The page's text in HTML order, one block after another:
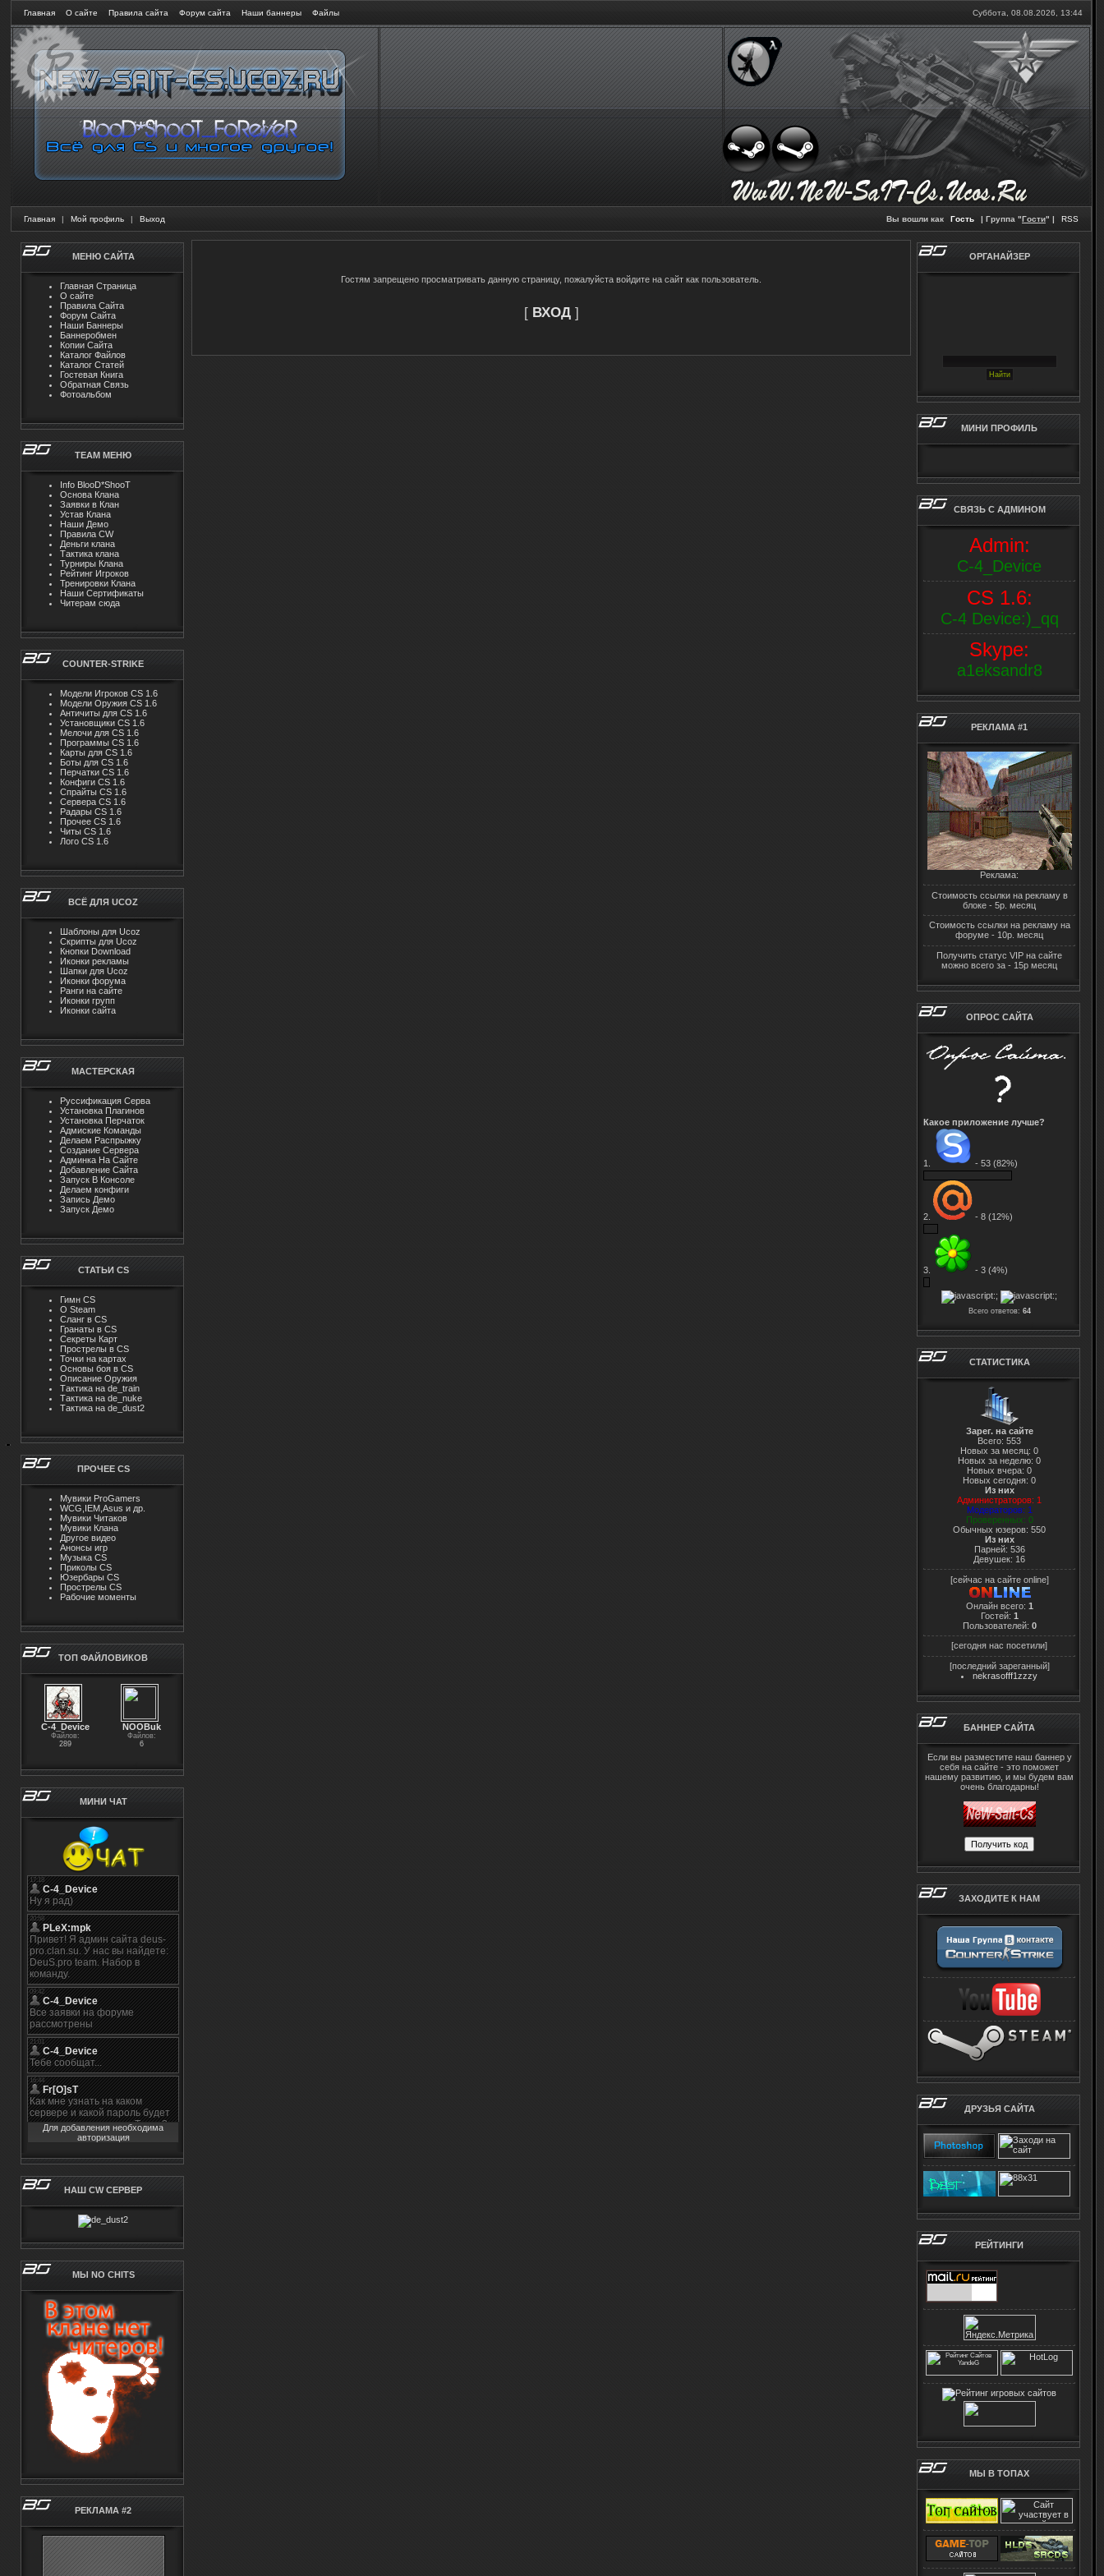
Главная О сайте Правила сайта Форум сайта Наши баннеры Файлы Суббота, 08.08.2026, 13:44
Главная | Мой профиль | Выход Вы вошли как Гость | Группа "Гости" | RSS
МЕНЮ САЙТА
Главная Страница
О сайте
Правила Сайта
Форум Сайта
Наши Баннеры
Баннеробмен
Копии Сайта
Каталог Файлов
Каталог Статей
Гостевая Книга
Обратная Связь
Фотоальбом
TEAM MЕНЮ
Info BlooD*ShooT
Основа Клана
Заявки в Клан
Устав Клана
Наши Демо
Правила CW
Деньги клана
Тактика клана
Турниры Клана
Рейтинг Игроков
Тренировки Клана
Наши Сертификаты
Читерам сюда
COUNTER-STRIKE
Модели Игроков CS 1.6
Модели Оружия CS 1.6
Античиты для CS 1.6
Установщики CS 1.6
Мелочи для CS 1.6
Программы CS 1.6
Карты для CS 1.6
Боты для CS 1.6
Перчатки CS 1.6
Конфиги CS 1.6
Спрайты CS 1.6
Сервера CS 1.6
Радары CS 1.6
Прочее CS 1.6
Читы CS 1.6
Лого CS 1.6
ВСЁ ДЛЯ UCOZ
Шаблоны для Ucoz
Скрипты для Ucoz
Кнопки Download
Иконки рекламы
Шапки для Ucoz
Иконки форума
Ранги на сайте
Иконки групп
Иконки сайта
МАСТЕРСКАЯ
Руссификация Серва
Установка Плагинов
Установка Перчаток
Адмиские Команды
Делаем Распрыжку
Создание Сервера
Админка На Сайте
Добавление Сайта
Запуск В Консоле
Делаем конфиги
Запись Демо
Запуск Демо
СТАТЬИ CS
Гимн CS
О Steam
Cлaнг в CS
Гранаты в CS
Секреты Карт
Прострелы в CS
Точки на картах
Основы боя в CS
Описание Оружия
Тактика на de_train
Тактика на de_nuke
Тактика на de_dust2
ПРОЧЕЕ CS
Мувики ProGamers
WCG,IEM,Asus и др.
Мувики Читаков
Мувики Клана
Другое видео
Анонсы игр
Музыка CS
Приколы CS
Юзербары CS
Прострелы CS
Рабочие моменты
ТОП ФАЙЛОВИКОВ
С-4_Device
Файлов:
289
NOOBuk
Файлов:
6
МИНИ ЧАТ
Для добавления необходима
авторизация
НАШ CW СЕРВЕР
МЫ NO CHITS
РЕКЛАМА #2
Гостям запрещено просматривать данную страницу, пожалуйста войдите на сайт как пользователь.
[ ВХОД]
ОРГАНАЙЗЕР
МИНИ ПРОФИЛЬ
СВЯЗЬ С АДМИНОМ
Аdmin:
С-4_Device
CS 1.6:
C-4 Device:)_qq
Skype:
a1eksandr8
РЕКЛАМА #1
Реклама:
Стоимость ссылки на рекламу в
блоке - 5р. месяц
Стоимость ссылки на рекламу на
форуме - 10р. месяц
Получить статус VIP на сайте
можно всего за - 15р месяц
ОПРОС САЙТА
Какое приложение лучше?
1. - 53 (82%)
2. - 8 (12%)
3. - 3 (4%)
Всего ответов: 64
СТАТИСТИКА
Зарег. на сайте
Всего: 553
Новых за месяц: 0
Новых за неделю: 0
Новых вчера: 0
Новых сегодня: 0
Из них
Администраторов: 1
Модераторов: 1
Проверенных: 0
Обычных юзеров: 550
Из них
Парней: 536
Девушек: 16
[сейчас на сайте online]
Онлайн всего: 1
Гостей: 1
Пользователей: 0
[сегодня нас посетили]
[последний зареганный]
nekrasofff1zzzy
БАННЕР САЙТА
Если вы разместите наш баннер у
себя на сайте - это поможет
нашему развитию, и мы будем вам
очень благодарны!
ЗАХОДИТЕ К НАМ
ДРУЗЬЯ САЙТА
РЕЙТИНГИ
МЫ В ТОПАХ